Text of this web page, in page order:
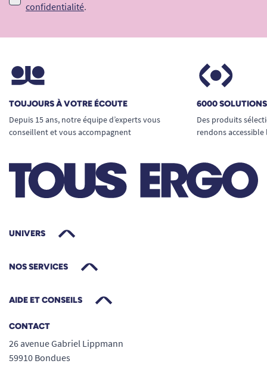
confidentialité.
TOUJOURS À VOTRE ÉCOUTE
Depuis 15 ans, notre équipe d’experts vous
conseillent et vous accompagnent
6000
Des produits
rendons
UNIVERS
NOS SERVICES
AIDE ET CONSEILS
CONTACT
26 avenue Gabriel Lippmann
59910 Bondues